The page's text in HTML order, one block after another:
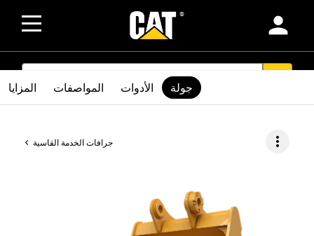
person
SEARCH
جرافات الخدمة القاسية more_vert
المزايا المواصفات الأدوات جولة